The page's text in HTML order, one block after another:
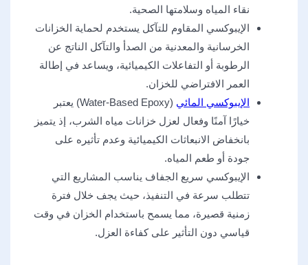
نقاء المياه وسلامتها الصحية.
الإيبوكسي المقاوم للتآكل يستخدم لحماية الخزانات
الخرسانية والمعدنية من الصدأ والتآكل الناتج عن
الرطوبة أو التفاعلات الكيميائية، ويساعد في إطالة
العمر الافتراضي للخزان.
الإيبوكسي المائي
(Water-Based Epoxy) يعتبر
خيارًا آمنًا وفعال لعزل خزانات مياه الشرب، إذ يتميز
بانخفاض الانبعاثات الكيميائية وعدم تأثيره على
جودة أو طعم المياه.
الإيبوكسي سريع الجفاف يناسب المشاريع التي
تتطلب سرعة في التنفيذ، حيث يجف خلال فترة
زمنية قصيرة، مما يسمح باستخدام الخزان في وقت
قياسي دون التأثير على كفاءة العزل.